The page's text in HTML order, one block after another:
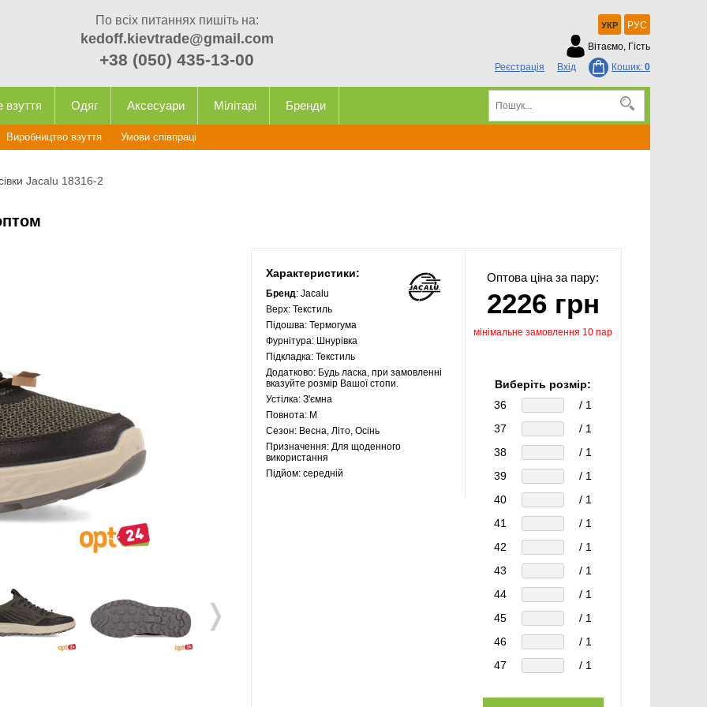
По всіх питаннях пишіть на:
kedoff.kievtrade@gmail.com
+38 (050) 435-13-00
УКР
РУС
Вітаємо, Гість
Реєстрація
Вхід Кошик: 0
взуття Одяг Аксесуари Мілітарі Бренди
Виробництво взуття Умови співпраці
Jacalu 18316-2
❭
Характеристики:
Бренд: Jacalu
Верх: Текстиль
Підошва: Термогума
Фурнітура: Шнурівка
Підкладка: Текстиль
Додатково: Будь ласка, при замовленні
вказуйте розмір Вашої стопи.
Устілка: З'ємна
Повнота: M
Сезон: Весна, Літо, Осінь
Призначення: Для щоденного
використання
Підйом: середній
Оптова ціна за пару:
2226 грн
мінімальне замовлення 10 пар
Виберіть розмір:
36
/ 1
37
/ 1
38
/ 1
39
/ 1
40
/ 1
41
/ 1
42
/ 1
43
/ 1
44
/ 1
45
/ 1
46
/ 1
47
/ 1